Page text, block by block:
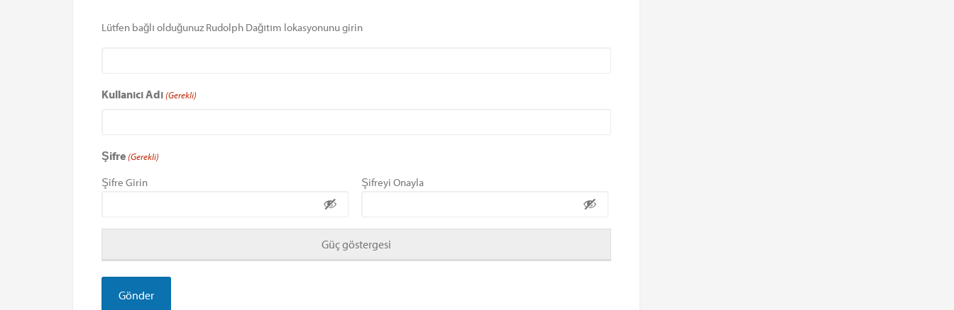
Lütfen bağlı olduğunuz Rudolph Dağıtım lokasyonunu girin
Kullanıcı Adı (Gerekli)
Şifre (Gerekli)
Şifre Girin Şifreyi Onayla
Güç göstergesi